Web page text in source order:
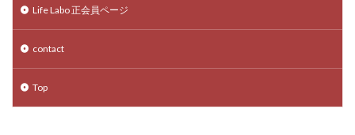
Life Labo 正会員ページ
contact
Top